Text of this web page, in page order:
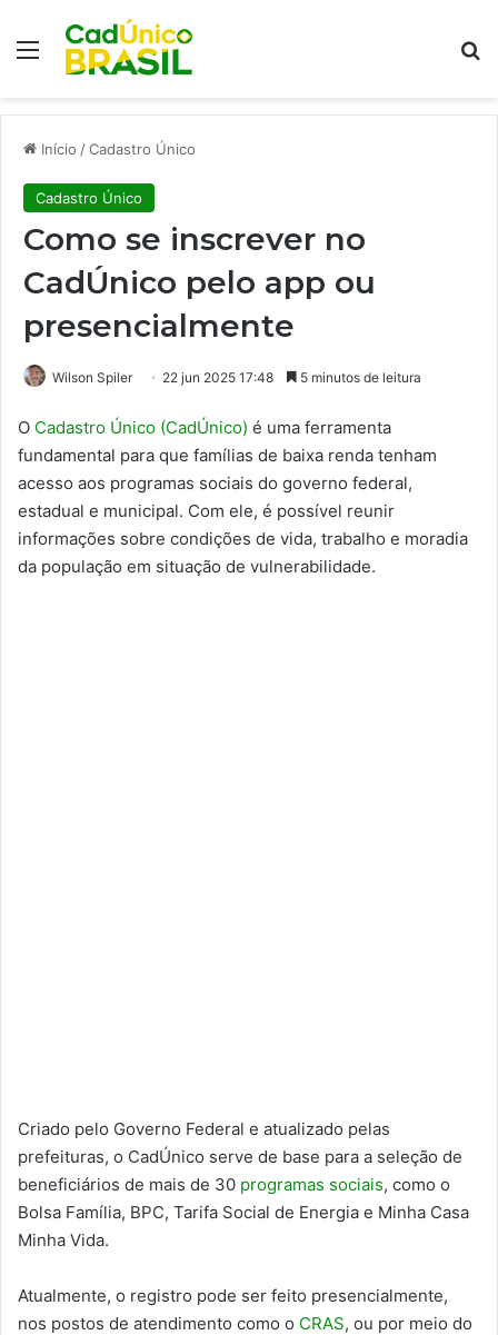
Menu
Início /Cadastro Único
Cadastro Único
Como se inscrever no
CadÚnico pelo app ou
presencialmente
Wilson Spiler 22 jun 2025 17:48 5 minutos de leitura
O Cadastro Único (CadÚnico) é uma ferramenta
fundamental para que famílias de baixa renda tenham
acesso aos programas sociais do governo federal,
estadual e municipal. Com ele, é possível reunir
informações sobre condições de vida, trabalho e moradia
da população em situação de vulnerabilidade.
Criado pelo Governo Federal e atualizado pelas
prefeituras, o CadÚnico serve de base para a seleção de
beneficiários de mais de 30 programas sociais, como o
Bolsa Família, BPC, Tarifa Social de Energia e Minha Casa
Minha Vida.
Atualmente, o registro pode ser feito presencialmente,
nos postos de atendimento como o CRAS, ou por meio do